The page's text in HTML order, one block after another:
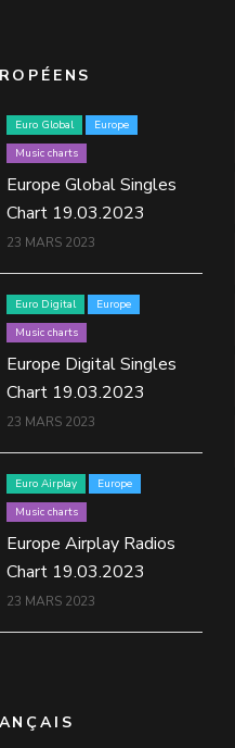
Euro Global
Europe
Music charts
Europe Global Singles
Chart 19.03.2023
23 MARS 2023
Euro Digital
Europe
Music charts
Europe Digital Singles
Chart 19.03.2023
23 MARS 2023
Euro Airplay
Europe
Music charts
Europe Airplay Radios
Chart 19.03.2023
23 MARS 2023